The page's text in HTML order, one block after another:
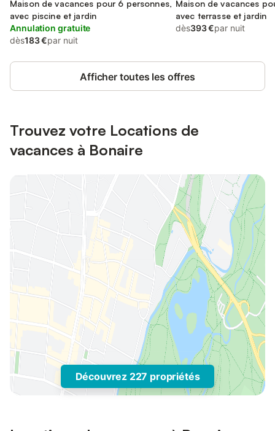
Maison de vacances pour 6 personnes,
avec piscine et jardin
Annulation gratuite
dès183 €par nuit
Maison de vacances
avec terrasse et jardin
dès393 €par nuit
Afficher toutes les offres
Trouvez votre Locations de
vacances à Bonaire
Découvrez 227 propriétés